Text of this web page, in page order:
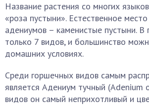
Название растения со многих
«роза пустыни». Естественное
адениумов – каменистые пустыни. В
только 7 видов, и большинство
домашних условиях.
Среди горшечных видов самым
является Адениум тучный (Adenium
видов он самый неприхотливый и